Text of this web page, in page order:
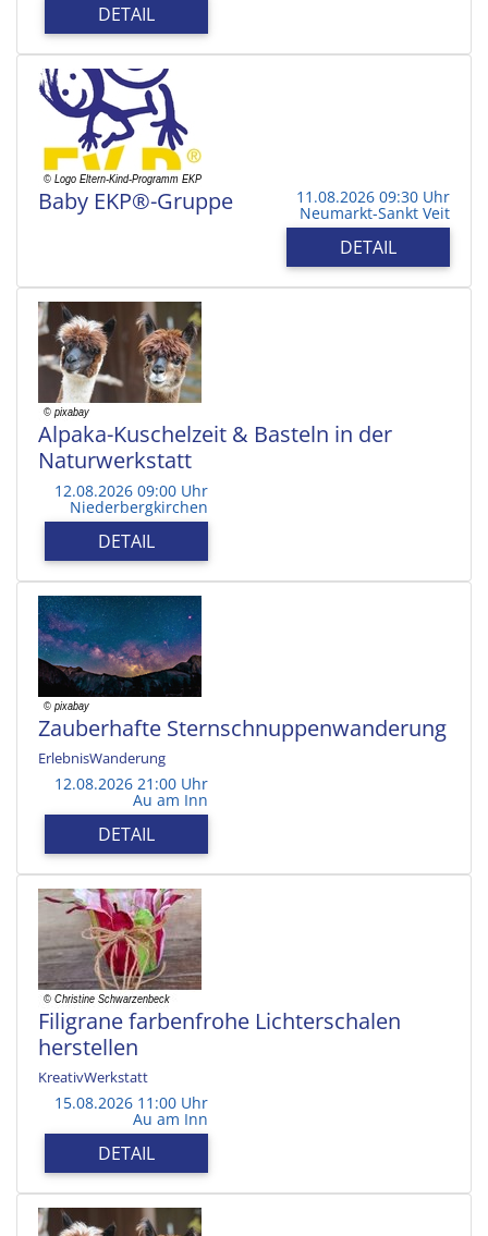
DETAIL
Baby EKP®-Gruppe 11.08.2026 09:30 Uhr
Neumarkt-Sankt Veit
DETAIL
Alpaka-Kuschelzeit & Basteln in der
Naturwerkstatt
12.08.2026 09:00 Uhr
Niederbergkirchen
DETAIL
Zauberhafte Sternschnuppenwanderung
ErlebnisWanderung
12.08.2026 21:00 Uhr
Au am Inn
DETAIL
Filigrane farbenfrohe Lichterschalen
herstellen
KreativWerkstatt
15.08.2026 11:00 Uhr
Au am Inn
DETAIL